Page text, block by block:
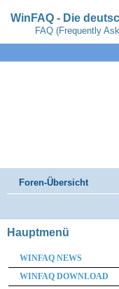
WinFAQ - Die
FAQ (Frequently
Foren-Übersicht
Hauptmenü
WINFAQ NEWS
WINFAQ DOWNLOAD